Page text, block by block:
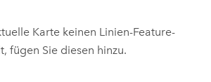
Karte keinen Linien-Feature-
fügen Sie diesen hinzu.